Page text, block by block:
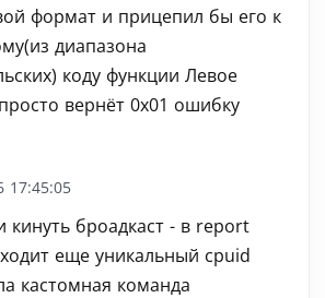
формат и прицепил бы его к
диапазона
коду функции Левое
вернёт 0x01 ошибку
17:45:05
кинуть броадкаст - в report
еще уникальный cpuid
кастомная команда